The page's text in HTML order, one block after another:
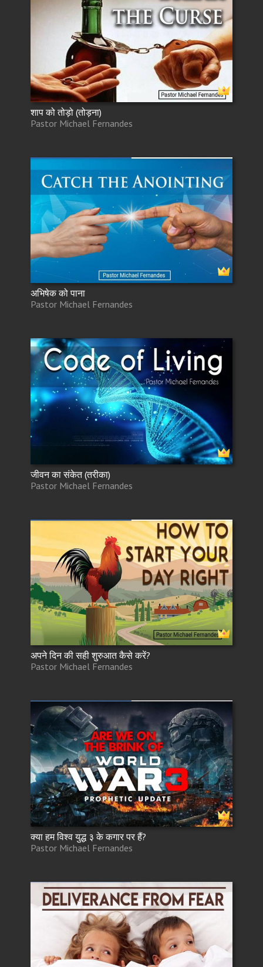
शाप को तोड़ो (तोड़ना)
Pastor Michael Fernandes
अभिषेक को पाना
Pastor Michael Fernandes
जीवन का संकेत (तरीका)
Pastor Michael Fernandes
अपने दिन की सही शुरुआत कैसे करें?
Pastor Michael Fernandes
क्या हम विश्व युद्ध ३ के कगार पर हैं?
Pastor Michael Fernandes